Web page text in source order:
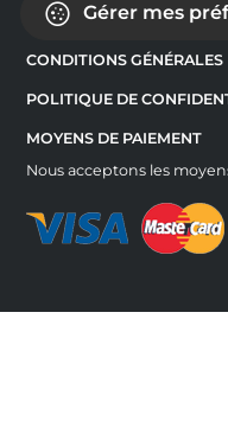
Gérer mes
CONDITIONS GÉNÉRALES
POLITIQUE DE
MOYENS DE PAIEMENT
Nous acceptons les